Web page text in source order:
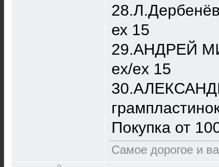
ех 15
29.АНДРЕЙ
ex/ex 15
Покупка от
Самое дорогое и